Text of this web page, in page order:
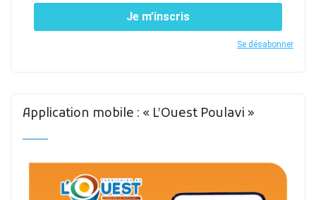
Je m’inscris
Se désabonner
Application mobile : « L’Ouest Poulavi »